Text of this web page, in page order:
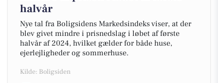
halvår
Nye tal fra Boligsidens Markedsindeks viser, at der
blev givet mindre i prisnedslag i løbet af første
halvår af 2024, hvilket gælder for både huse,
ejerlejligheder og sommerhuse.
Kilde: Boligsiden